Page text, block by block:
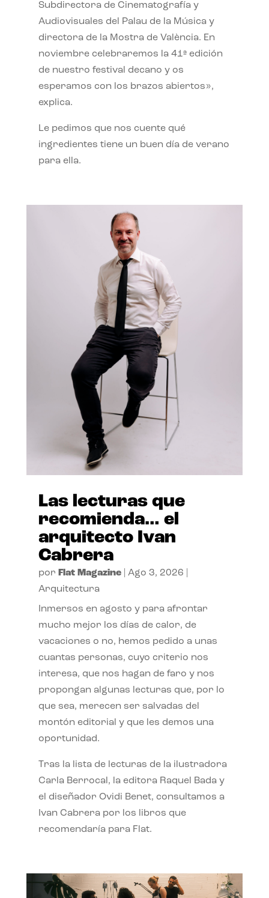
Subdirectora de Cinematografía y
Audiovisuales del Palau de la Música y
directora de la Mostra de València. En
noviembre celebraremos la 41ª edición
de nuestro festival decano y os
esperamos con los brazos abiertos»,
explica.
Le pedimos que nos cuente qué
ingredientes tiene un buen día de verano
para ella.
Las lecturas que
recomienda… el
arquitecto Ivan
Cabrera
por Flat Magazine| Ago 3, 2026
Arquitectura
Inmersos en agosto y para afrontar
mucho mejor los días de calor, de
vacaciones o no, hemos pedido a unas
cuantas personas, cuyo criterio nos
interesa, que nos hagan de faro y nos
propongan algunas lecturas que, por lo
que sea, merecen ser salvadas del
montón editorial y que les demos una
oportunidad.
Tras la lista de lecturas de la ilustradora
Carla Berrocal, la editora Raquel Bada y
el diseñador Ovidi Benet, consultamos a
Ivan Cabrera por los libros que
recomendaría para Flat.